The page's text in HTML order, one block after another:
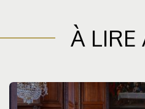
À LIRE